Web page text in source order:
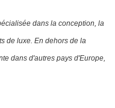
dans la conception, la
de luxe. En dehors de la
dans d'autres pays d'Europe,